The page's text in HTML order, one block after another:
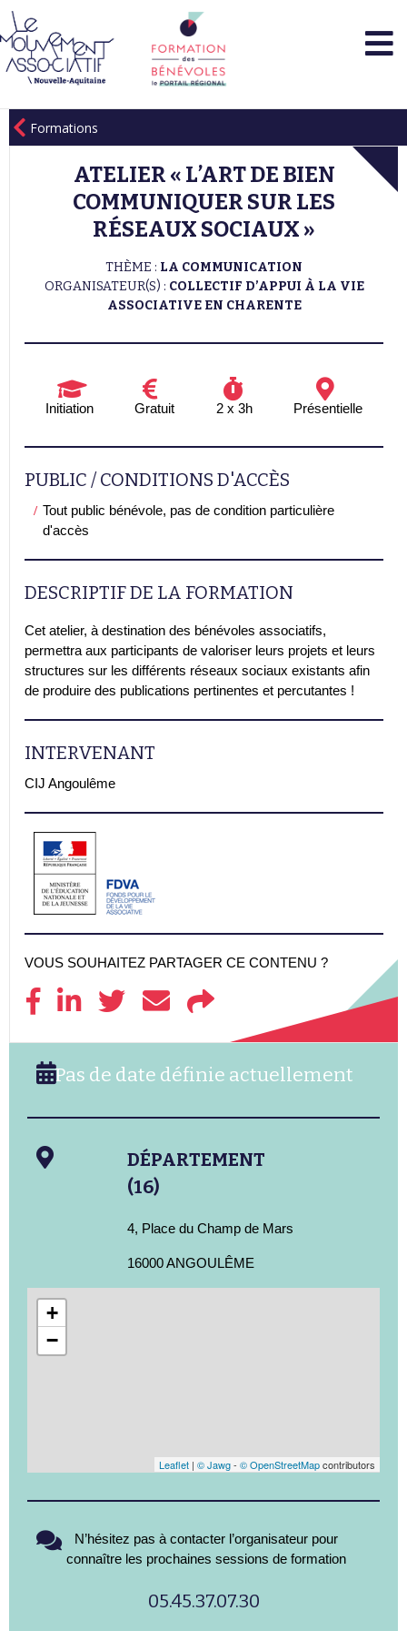
Formations
ATELIER « L’ART DE BIEN
COMMUNIQUER SUR LES
RÉSEAUX SOCIAUX »
THÈME : LA COMMUNICATION
ORGANISATEUR(S) : COLLECTIF D’APPUI À LA VIE
ASSOCIATIVE EN CHARENTE
Initiation Gratuit 2 x 3h Présentielle
PUBLIC / CONDITIONS D'ACCÈS
Tout public bénévole, pas de condition particulière
d'accès
DESCRIPTIF DE LA FORMATION
Cet atelier, à destination des bénévoles associatifs,
permettra aux participants de valoriser leurs projets et leurs
structures sur les différents réseaux sociaux existants afin
de produire des publications pertinentes et percutantes !
INTERVENANT
CIJ Angoulême
VOUS SOUHAITEZ PARTAGER CE CONTENU ?
Pas de date définie actuellement
DÉPARTEMENT
(16)
4, Place du Champ de Mars
16000 ANGOULÊME
+
−
Leaflet | © Jawg- © OpenStreetMapcontributors
N’hésitez pas à contacter l’organisateur pour
connaître les prochaines sessions de formation
05.45.37.07.30